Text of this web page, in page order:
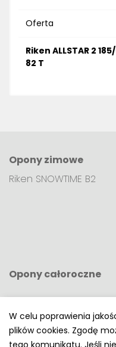
Oferta
Riken ALLSTAR 2
82 T
Opony zimowe
Riken SNOWTIME B2
Opony całoroczne
Polityka prywatności
W celu poprawienia
plików cookies. Zgodę
tego komunikatu. Jeśli